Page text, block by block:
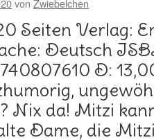
von Zwiebelchen
Seiten Verlag:
Deutsch
D:
Nix da! Mitzi
Dame, die